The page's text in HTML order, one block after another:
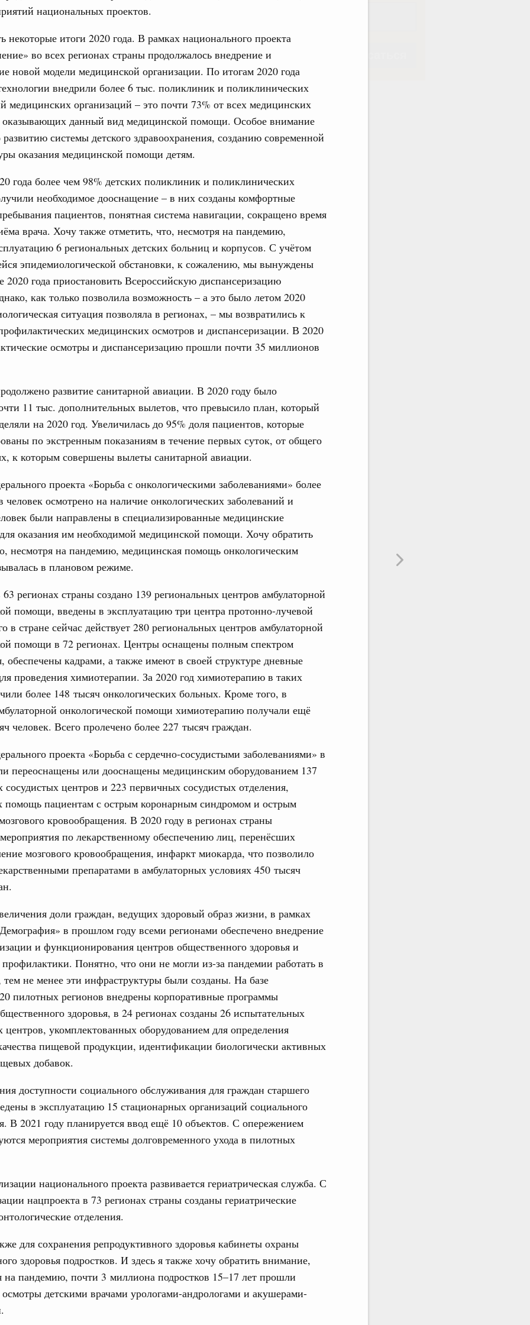
национальных проектов.
некоторые итоги 2020 года. В рамках национального проекта
во всех регионах страны продолжалось внедрение и
новой модели медицинской организации. По итогам 2020 года
внедрили более 6 тыс. поликлиник и поликлинических
медицинских организаций – это почти 73% от всех медицинских
оказывающих данный вид медицинской помощи. Особое внимание
системы детского здравоохранения, созданию современной
оказания медицинской помощи детям.
года более чем 98% детских поликлиник и поликлинических
необходимое дооснащение – в них созданы комфортные
пациентов, понятная система навигации, сокращено время
врача. Хочу также отметить, что, несмотря на пандемию,
6 региональных детских больниц и корпусов. С учётом
эпидемиологической обстановки, к сожалению, мы вынуждены
2020 года приостановить Всероссийскую диспансеризацию
как только позволила возможность – а это было летом 2020
ситуация позволяла в регионах, – мы возвратились к
медицинских осмотров и диспансеризации. В 2020
осмотры и диспансеризацию прошли почти 35 миллионов
развитие санитарной авиации. В 2020 году было
11 тыс. дополнительных вылетов, что превысило план, который
на 2020 год. Увеличилась до 95% доля пациентов, которые
по экстренным показаниям в течение первых суток, от общего
к которым совершены вылеты санитарной авиации.
проекта «Борьба с онкологическими заболеваниями» более
осмотрено на наличие онкологических заболеваний и
были направлены в специализированные медицинские
оказания им необходимой медицинской помощи. Хочу обратить
несмотря на пандемию, медицинская помощь онкологическим
в плановом режиме.
регионах страны создано 139 региональных центров амбулаторной
помощи, введены в эксплуатацию три центра протонно-лучевой
в стране сейчас действует 280 региональных центров амбулаторной
помощи в 72 регионах. Центры оснащены полным спектром
обеспечены кадрами, а также имеют в своей структуре дневные
проведения химиотерапии. За 2020 год химиотерапию в таких
более 148 тысяч онкологических больных. Кроме того, в
онкологической помощи химиотерапию получали ещё
человек. Всего пролечено более 227 тысяч граждан.
проекта «Борьба с сердечно-сосудистыми заболеваниями» в
переоснащены или дооснащены медицинским оборудованием 137
сосудистых центров и 223 первичных сосудистых отделения,
пациентам с острым коронарным синдромом и острым
кровообращения. В 2020 году в регионах страны
по лекарственному обеспечению лиц, перенёсших
мозгового кровообращения, инфаркт миокарда, что позволило
препаратами в амбулаторных условиях 450 тысяч
доли граждан, ведущих здоровый образ жизни, в рамках
в прошлом году всеми регионами обеспечено внедрение
и функционирования центров общественного здоровья и
Понятно, что они не могли из-за пандемии работать в
не менее эти инфраструктуры были созданы. На базе
пилотных регионов внедрены корпоративные программы
здоровья, в 24 регионах созданы 26 испытательных
центров, укомплектованных оборудованием для определения
пищевой продукции, идентификации биологически активных
добавок.
доступности социального обслуживания для граждан старшего
в эксплуатацию 15 стационарных организаций социального
В 2021 году планируется ввод ещё 10 объектов. С опережением
мероприятия системы долговременного ухода в пилотных
национального проекта развивается гериатрическая служба. С
нацпроекта в 73 регионах страны созданы гериатрические
отделения.
для сохранения репродуктивного здоровья кабинеты охраны
здоровья подростков. И здесь я также хочу обратить внимание,
на пандемию, почти 3 миллиона подростков 15–17 лет прошли
детскими врачами урологами-андрологами и акушерами-
поздравили российскую сборную с
по искусственному интеллекту
область
Межбюджетные отношения
инфраструктуры построили и
кредитам
госпрограмм повысит эффективность
завершил строительство и реконструкцию
правкомиссии по ликвидации последствий
проливе
по числу заявлений от абитуриентов
«Профессионалитет»
Интеграция на пространстве СНГ
заседания Евразийского
Интеграция на пространстве СНГ
совета в расширенном
актуальные задачи углубления интеграции, в том
кооперации в области таможенного
и администрирования, развитие электронной торговли,
перевозок, формирование общего финансового
Интеграция на пространстве СНГ
встрече Президента Киргизии Садыра
заседания Евразийского
четверг
комиссии по
объектов федерального значения
для жизни»
участков, ведущих к спортивным
«Инфраструктура для жизни»
и руководитель Росмолодёжи Григорий
проекта «Кольцо открытий»
1
Показать еще
Email
Подписаться